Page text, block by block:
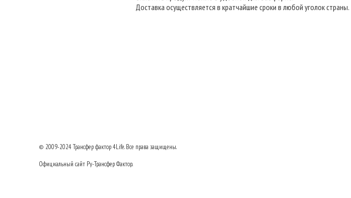
Доставка осуществляется в кратчайшие сроки в любой уголок страны.
© 2009-2024Трансфер фактор4Life. Все права защищены.
Официальный сайт Ру-Трансфер Фактор.